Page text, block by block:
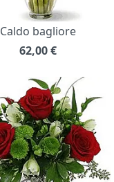
Caldo bagliore
62,00€